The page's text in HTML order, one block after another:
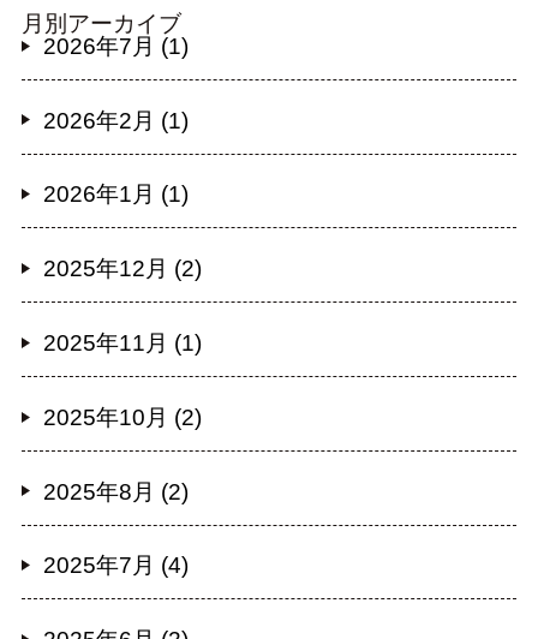
月別アーカイブ
2026年7月 (1)
2026年2月 (1)
2026年1月 (1)
2025年12月 (2)
2025年11月 (1)
2025年10月 (2)
2025年8月 (2)
2025年7月 (4)